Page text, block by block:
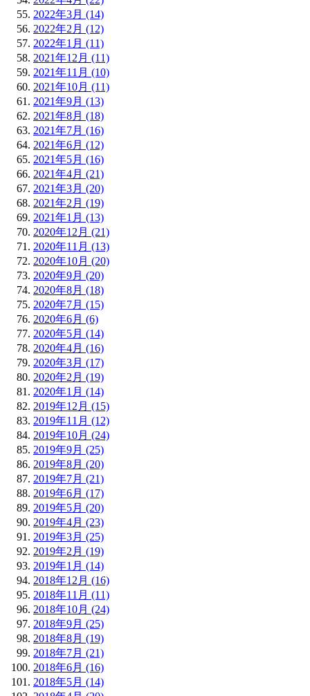
2022年3月 (14)
2022年2月 (12)
2022年1月 (11)
2021年12月 (11)
2021年11月 (10)
2021年10月 (11)
2021年9月 (13)
2021年8月 (18)
2021年7月 (16)
2021年6月 (12)
2021年5月 (16)
2021年4月 (21)
2021年3月 (20)
2021年2月 (19)
2021年1月 (13)
2020年12月 (21)
2020年11月 (13)
2020年10月 (20)
2020年9月 (20)
2020年8月 (18)
2020年7月 (15)
2020年6月 (6)
2020年5月 (14)
2020年4月 (16)
2020年3月 (17)
2020年2月 (19)
2020年1月 (14)
2019年12月 (15)
2019年11月 (12)
2019年10月 (24)
2019年9月 (25)
2019年8月 (20)
2019年7月 (21)
2019年6月 (17)
2019年5月 (20)
2019年4月 (23)
2019年3月 (25)
2019年2月 (19)
2019年1月 (14)
2018年12月 (16)
2018年11月 (11)
2018年10月 (24)
2018年9月 (25)
2018年8月 (19)
2018年7月 (21)
2018年6月 (16)
2018年5月 (14)